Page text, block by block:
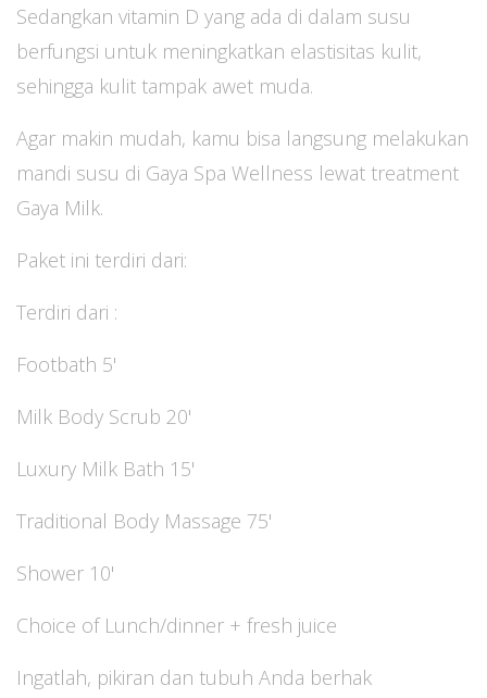
Sedangkan vitamin D yang ada di dalam susu
berfungsi untuk meningkatkan elastisitas kulit,
sehingga kulit tampak awet muda.
Agar makin mudah, kamu bisa langsung melakukan
mandi susu di Gaya Spa Wellness lewat treatment
Gaya Milk.
Paket ini terdiri dari:
Terdiri dari :
Footbath 5'
Milk Body Scrub 20'
Luxury Milk Bath 15'
Traditional Body Massage 75'
Shower 10'
Choice of Lunch/dinner + fresh juice
Ingatlah, pikiran dan tubuh Anda berhak